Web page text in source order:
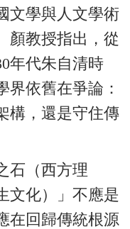
文學與人文學術
顏教授指出，從
年代朱自清時
界依舊在爭論：
構，還是守住傳
石（西方理
文化）」不應是
在回歸傳統根源